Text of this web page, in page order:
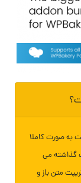
به صورت کاملا
گذاشته می
متن باز و